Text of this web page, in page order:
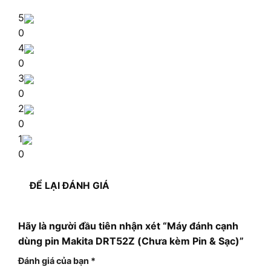
5
0
4
0
3
0
2
0
1
0
ĐỂ LẠI ĐÁNH GIÁ
Hãy là người đầu tiên nhận xét “Máy đánh cạnh
dùng pin Makita DRT52Z (Chưa kèm Pin & Sạc)”
Đánh giá của bạn *